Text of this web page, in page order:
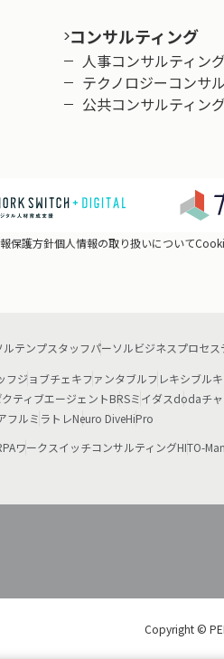
コンサルティング
人事コンサルティン
テクノロジーコンサ
公共コンサルティン
保護方針個人情報の取り扱いについて
ルテンプスタッフパーソルビジネスプロセス
フジョブチェキファンタブルフレキシブル
ティブエージェントBRSミイダスdodaチ
フルミラトレNeuro DiveHiPro
ワークスイッチコンサルティングHITO-
Copyright ©